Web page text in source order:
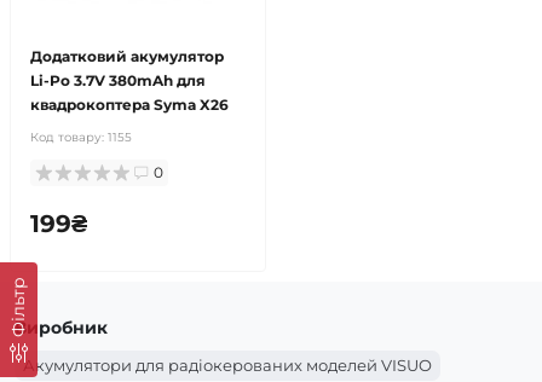
Фільтр
Додатковий акумулятор
Li-Po 3.7V 380mAh для
квадрокоптера Syma X26
Код товару: 1155
0
199₴
Виробник
Акумулятори для радіокерованих моделей VISUO